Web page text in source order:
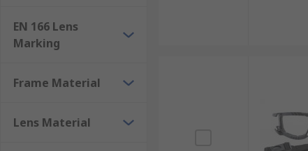
EN 166 Lens
Marking
Frame Material
Lens Material